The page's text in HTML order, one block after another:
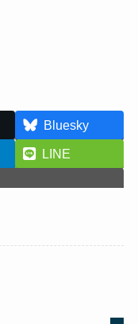
Bluesky
LINE